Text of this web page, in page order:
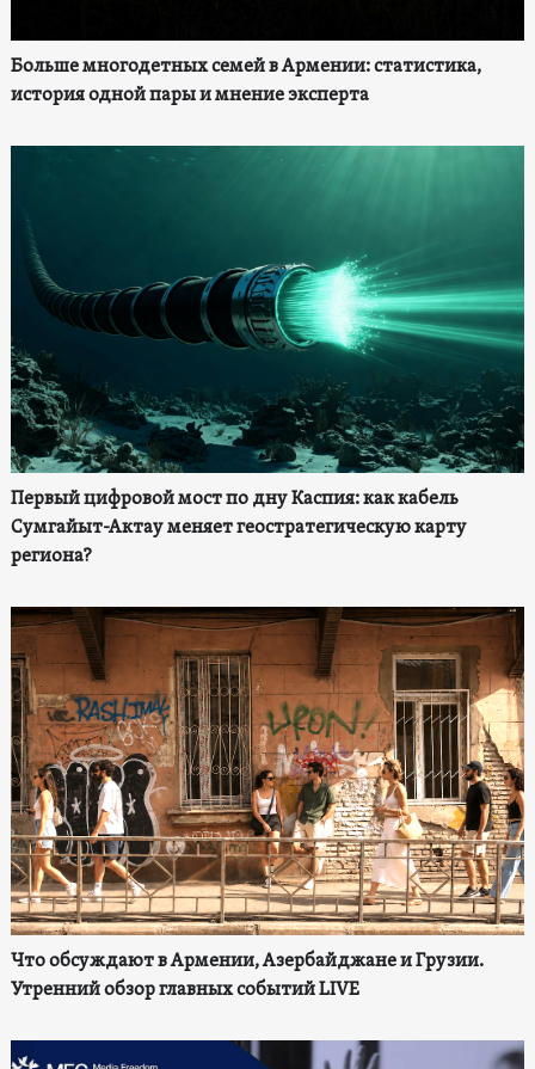
Больше многодетных семей в Армении: статистика,
история одной пары и мнение эксперта
Первый цифровой мост по дну Каспия: как кабель
Сумгайыт-Актау меняет геостратегическую карту
региона?
Что обсуждают в Армении, Азербайджане и Грузии.
Утренний обзор главных событий LIVE